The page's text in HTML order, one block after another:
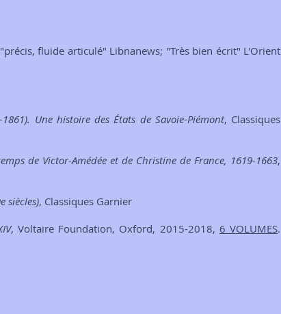
fluide articulé" Libnanews; "Très bien écrit" L'Orient
Une histoire des États de Savoie-Piémont, Classiques
de Victor-Amédée et de Christine de France, 1619-1663,
siècles), Classiques Garnier
, Voltaire Foundation, Oxford, 2015-2018, 6 VOLUMES.